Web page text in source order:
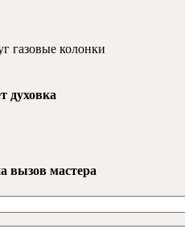
духовка
вызов мастера